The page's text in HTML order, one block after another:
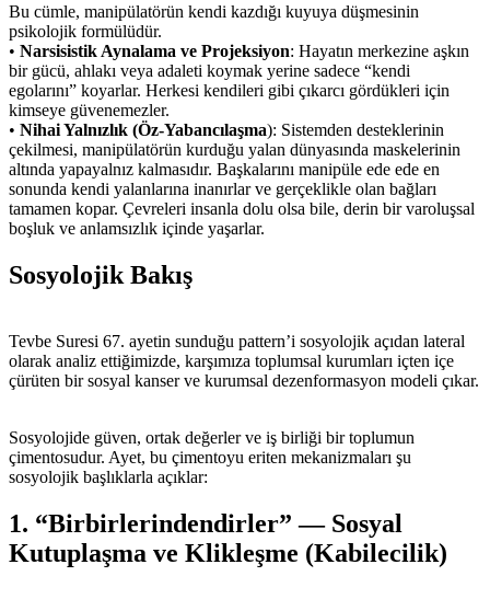
Bu cümle, manipülatörün kendi kazdığı kuyuya düşmesinin
psikolojik formülüdür.
• Narsisistik Aynalama ve Projeksiyon: Hayatın merkezine aşkın
bir gücü, ahlakı veya adaleti koymak yerine sadece “kendi
egolarını” koyarlar. Herkesi kendileri gibi çıkarcı gördükleri için
kimseye güvenemezler.
• Nihai Yalnızlık (Öz-Yabancılaşma): Sistemden desteklerinin
çekilmesi, manipülatörün kurduğu yalan dünyasında maskelerinin
altında yapayalnız kalmasıdır. Başkalarını manipüle ede ede en
sonunda kendi yalanlarına inanırlar ve gerçeklikle olan bağları
tamamen kopar. Çevreleri insanla dolu olsa bile, derin bir varoluşsal
boşluk ve anlamsızlık içinde yaşarlar.
Sosyolojik Bakış
Tevbe Suresi 67. ayetin sunduğu pattern’i sosyolojik açıdan lateral
olarak analiz ettiğimizde, karşımıza toplumsal kurumları içten içe
çürüten bir sosyal kanser ve kurumsal dezenformasyon modeli çıkar.
Sosyolojide güven, ortak değerler ve iş birliği bir toplumun
çimentosudur. Ayet, bu çimentoyu eriten mekanizmaları şu
sosyolojik başlıklarla açıklar:
1. “Birbirlerindendirler” — Sosyal
Kutuplaşma ve Klikleşme (Kabilecilik)